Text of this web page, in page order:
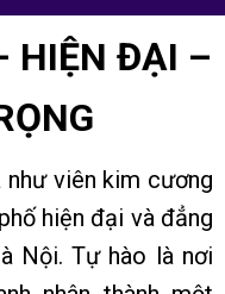
HIỆN ĐẠI –
như viên kim cương
hiện đại và đẳng
Nội. Tự hào là nơi